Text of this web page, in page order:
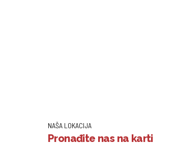
NAŠA LOKACIJA
Pronađite nas na karti